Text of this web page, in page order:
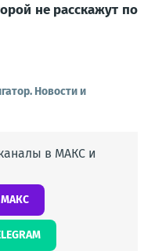
не расскажут по
Новости и
в МАКС и